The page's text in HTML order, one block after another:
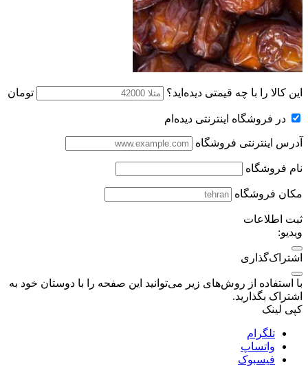
این کالا را با چه قیمتی دیده‌اید؟ تومان
در فروشگاه اینترنتی دیده‌ام
آدرس اینترنتی فروشگاه
نام فروشگاه
مکان فروشگاه
ثبت اطلاعات
ویدیو:
اشتراک‌گذاری
با استفاده از روش‌های زیر می‌توانید این صفحه را با دوستان خود به
اشتراک بگذارید.
کپی لینک
تلگرام
واتساپ
فیسبوک